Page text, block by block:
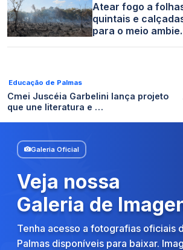
Atear fogo a
quintais e
para o meio
Educação de Palmas
Cmei Juscéia Garbelini lança projeto
que une literatura e …
Galeria Oficial
Veja nossa
Galeria de
Tenha acesso a fotografias oficiais
Palmas disponíveis para baixar.